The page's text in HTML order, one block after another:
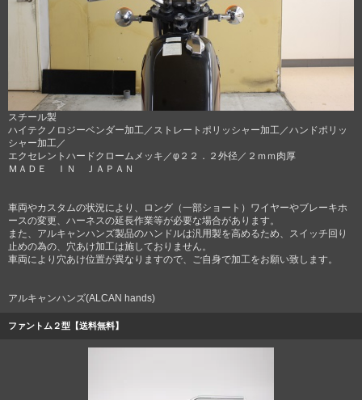
スチール製
ハイテクノロジーベンダー加工／ストレートポリッシャー加工／ハンドポリッ
シャー加工／
エクセレントハードクロームメッキ／φ２２．２外径／２ｍｍ肉厚
ＭＡＤＥ ＩＮ ＪＡＰＡＮ
車両やカスタムの状況により、ロング（一部ショート）ワイヤーやブレーキホ
ースの変更、ハーネスの延長作業等が必要な場合があります。
また、アルキャンハンズ製品のハンドルは汎用製を高めるため、スイッチ回り
止めの為の、穴あけ加工は施しておりません。
車両により穴あけ位置が異なりますので、ご自身で加工をお願い致します。
アルキャンハンズ(ALCAN hands)
ファントム２型【送料無料】